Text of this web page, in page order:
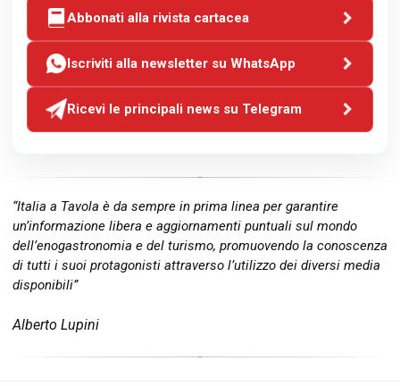
Abbonati alla rivista cartacea
Iscriviti alla newsletter su WhatsApp
Ricevi le principali news su Telegram
“Italia a Tavola è da sempre in prima linea per garantire
un’informazione libera e aggiornamenti puntuali sul mondo
dell’enogastronomia e del turismo, promuovendo la conoscenza
di tutti i suoi protagonisti attraverso l’utilizzo dei diversi media
disponibili”
Alberto Lupini